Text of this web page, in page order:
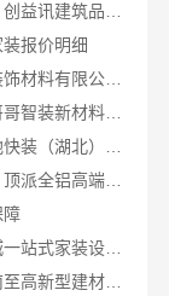
报价明细
桐乡市装修费用毛坯房嘉兴锦居装饰材料有限公司闭口合同透明报价
装饰毛坯房零增项费用，苏州兔哥哥智装新材料透明预算无套路
城区实力商家家庭装修实景案例，顶派全铝高端定制
障
苏州百年豪庭新材料有限公司相城一站式家装设计价
云南家庭装修设计全包价格，云南至高新型建材有限公司